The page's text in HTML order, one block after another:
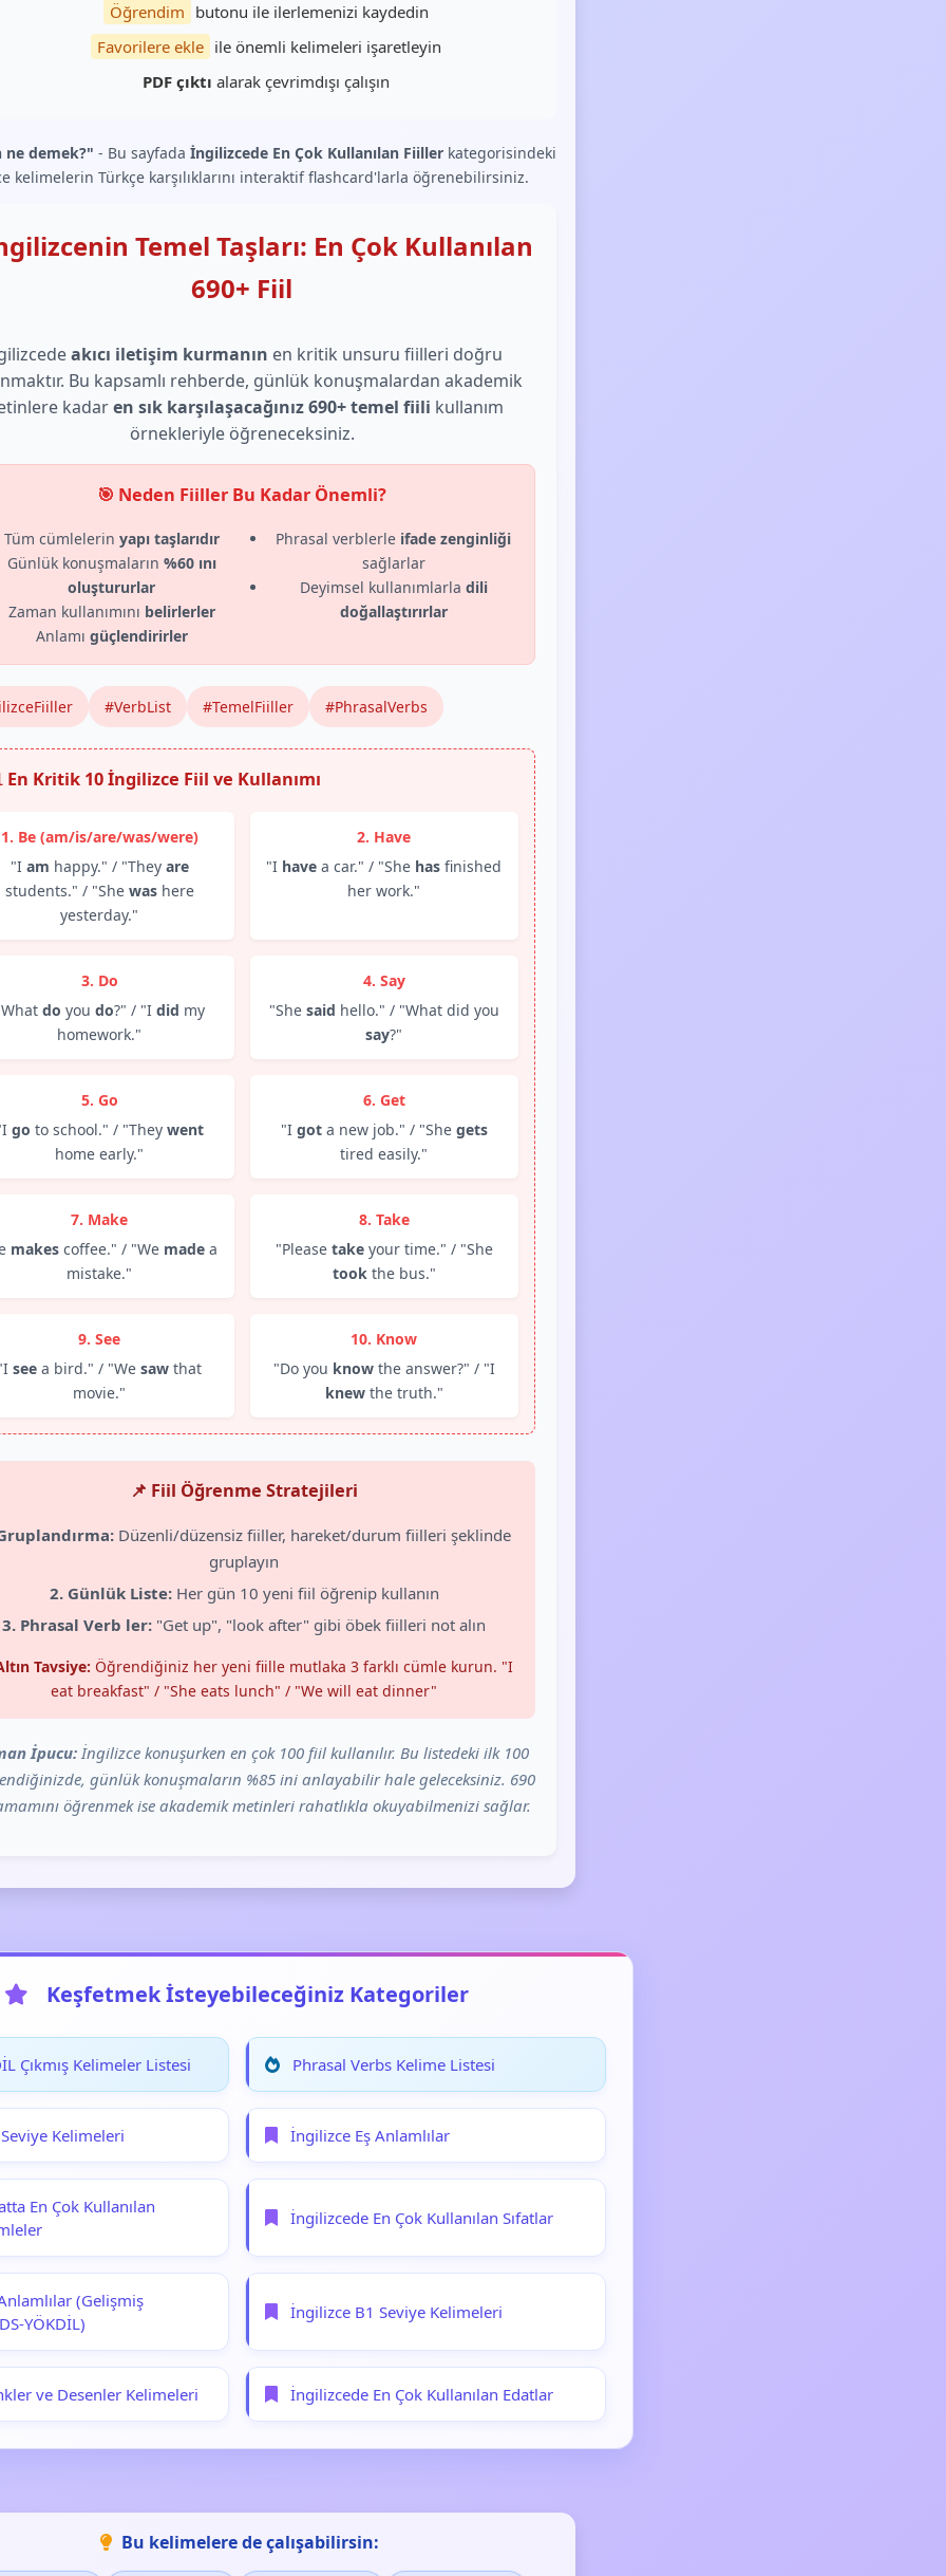
Öğrendim butonu ile ilerlemenizi kaydedin
Favorilere ekle ile önemli kelimeleri işaretleyin
PDF çıktı alarak çevrimdışı çalışın
ne demek?" - Bu sayfada İngilizcede En Çok Kullanılan Fiiller kategorisindeki
kelimelerin Türkçe karşılıklarını interaktif flashcard'larla öğrenebilirsiniz.
Temel Taşları: En Çok Kullanılan
690+ Fiil
akıcı iletişim kurmanın en kritik unsuru fiilleri doğru
Bu kapsamlı rehberde, günlük konuşmalardan akademik
kadaren sık karşılaşacağınız 690+ temel fiili kullanım
örnekleriyle öğreneceksiniz.
🎯 Neden Fiiller Bu Kadar Önemli?
Tüm cümlelerin yapı taşlarıdır
Günlük konuşmaların %60 ını
oluştururlar
Zaman kullanımını belirlerler
Anlamı güçlendirirler
Phrasal verblerle ifade zenginliği
sağlarlar
Deyimsel kullanımlarla dili
doğallaştırırlar
#VerbList #TemelFiiller #PhrasalVerbs
En Kritik 10 İngilizce Fiil ve Kullanımı
1. Be (am/is/are/was/were)
"I am happy." / "They are
students." / "She washere
yesterday."
2. Have
"I have a car." / "She has finished
her work."
3. Do
do you do?" / "I did my
homework."
4. Say
"She said hello." / "What did you
say?"
5. Go
go to school." / "They went
home early."
6. Get
"I gota new job." / "She gets
tired easily."
7. Make
makes coffee." / "We made a
mistake."
8. Take
"Please takeyour time." / "She
tookthe bus."
9. See
see a bird." / "Wesaw that
movie."
10. Know
"Do you knowthe answer?" / "I
knewthe truth."
📌 Fiil Öğrenme Stratejileri
Düzenli/düzensiz fiiller, hareket/durum fiilleri şeklinde
gruplayın
2. Günlük Liste:Her gün 10 yeni fiil öğrenip kullanın
3. Phrasal Verb ler: "Get up", "look after" gibi öbek fiilleri not alın
Tavsiye: Öğrendiğiniz her yeni fiille mutlaka 3 farklı cümle kurun. "I
eat breakfast" / "She eats lunch" / "We will eat dinner"
İpucu: İngilizce konuşurken en çok 100 fiil kullanılır. Bu listedeki ilk 100
günlük konuşmaların %85 ini anlayabilir hale geleceksiniz. 690
öğrenmek ise akademik metinleri rahatlıkla okuyabilmenizi sağlar.
Keşfetmek İsteyebileceğiniz Kategoriler
Çıkmış Kelimeler Listesi Phrasal Verbs Kelime Listesi
Kelimeleri İngilizce Eş Anlamlılar
En Çok Kullanılan
İngilizcede En Çok Kullanılan Sıfatlar
(Gelişmiş
YÖKDİL)
İngilizce B1 Seviye Kelimeleri
ve Desenler Kelimeleri İngilizcede En Çok Kullanılan Edatlar
Bu kelimelere de çalışabilirsin: